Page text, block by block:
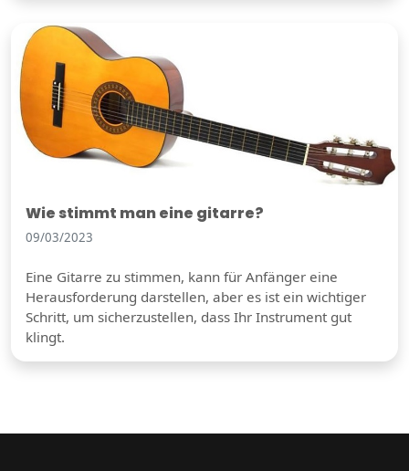
Wie stimmt man eine gitarre?
09/03/2023
Eine Gitarre zu stimmen, kann für Anfänger eine
Herausforderung darstellen, aber es ist ein wichtiger
Schritt, um sicherzustellen, dass Ihr Instrument gut
klingt.